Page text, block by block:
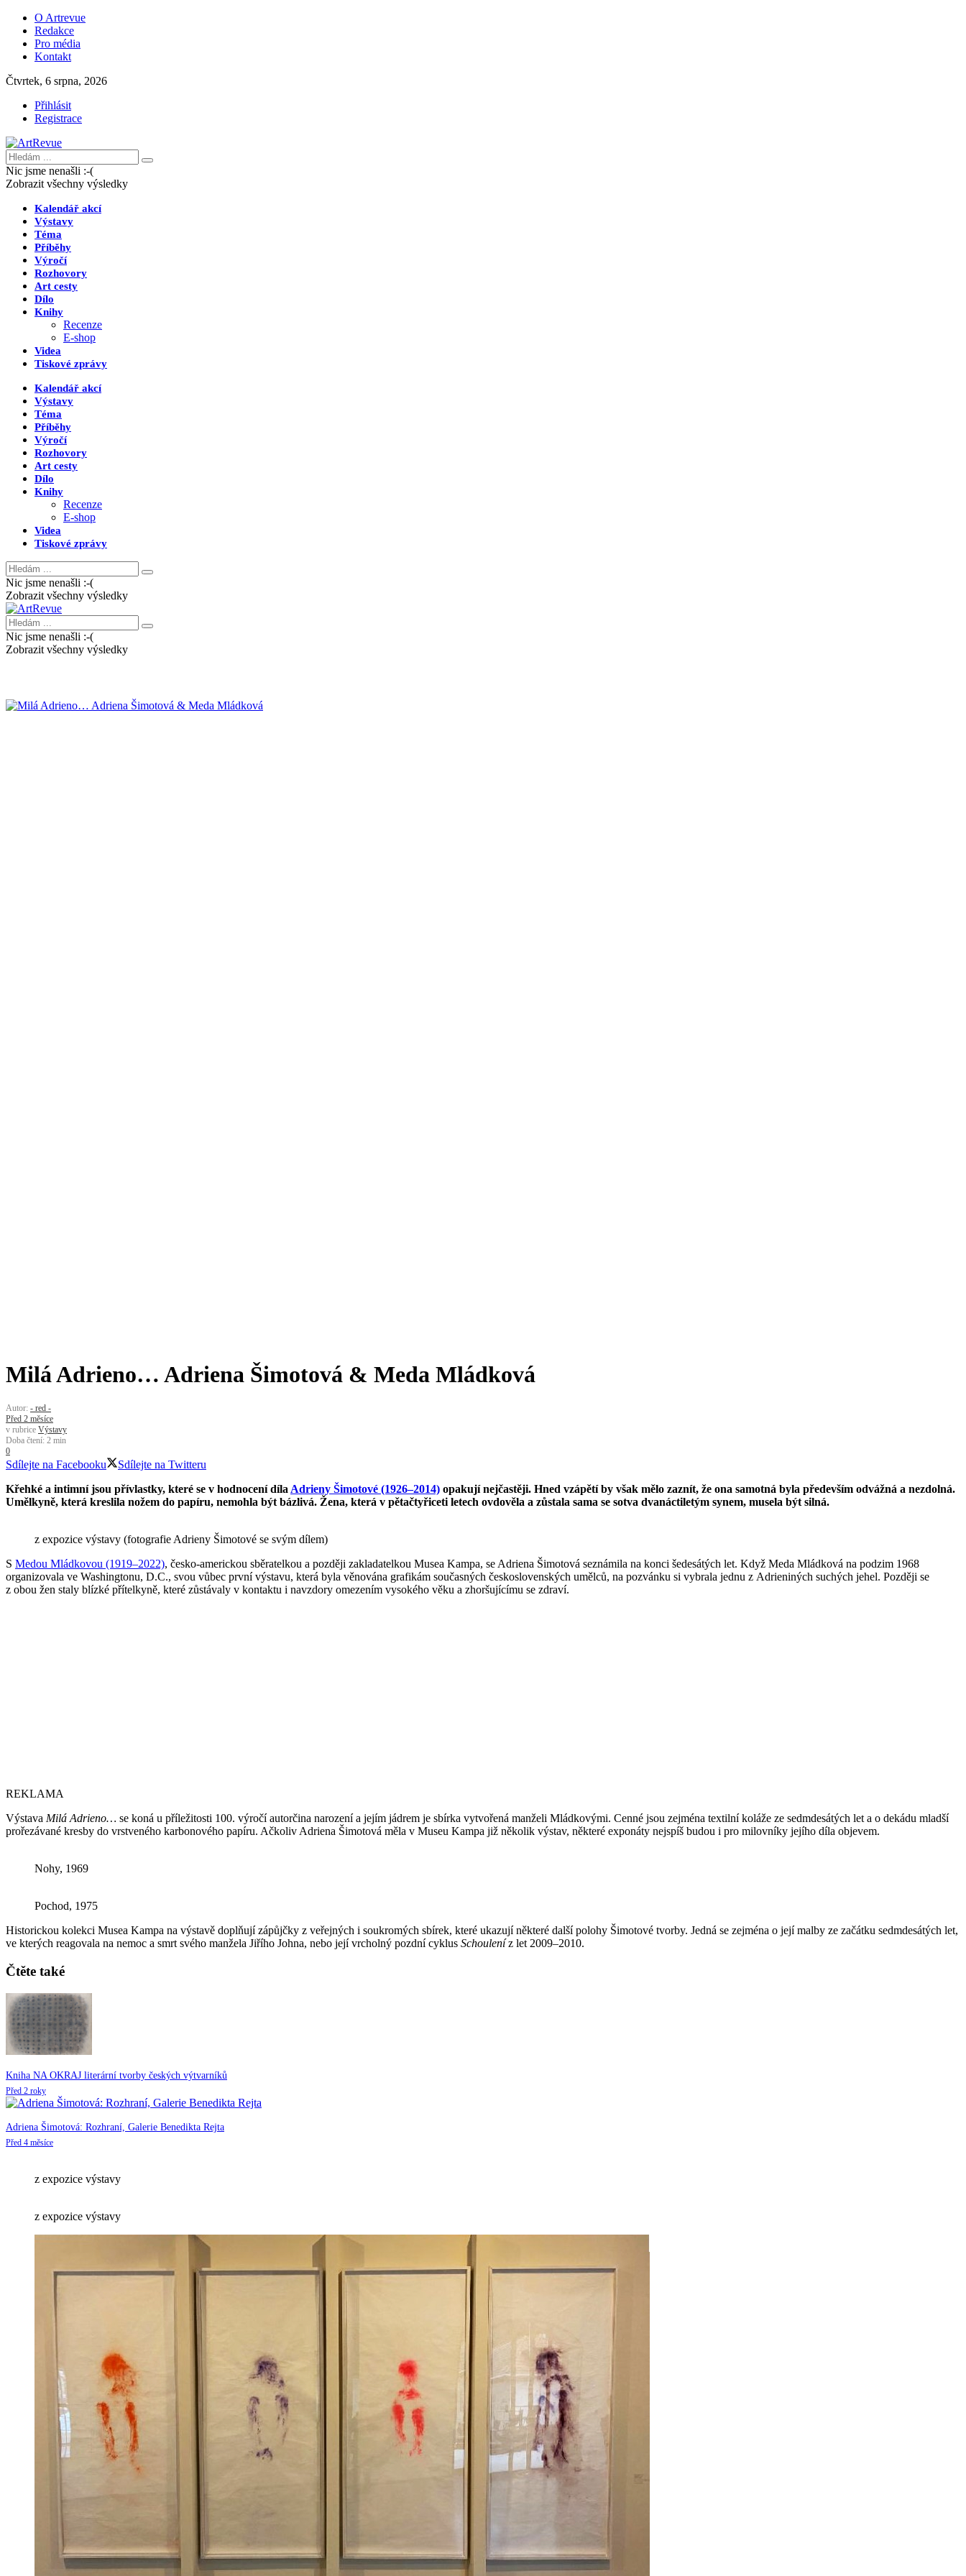
O Artrevue
Redakce
Pro média
Kontakt
Čtvrtek, 6 srpna, 2026
Přihlásit
Registrace
Nic jsme nenašli :-(
Zobrazit všechny výsledky
Kalendář akcí
Výstavy
Téma
Příběhy
Výročí
Rozhovory
Art cesty
Dílo
Knihy
Recenze
E-shop
Videa
Tiskové zprávy
Kalendář akcí
Výstavy
Téma
Příběhy
Výročí
Rozhovory
Art cesty
Dílo
Knihy
Recenze
E-shop
Videa
Tiskové zprávy
Nic jsme nenašli :-(
Zobrazit všechny výsledky
Nic jsme nenašli :-(
Zobrazit všechny výsledky
Milá Adrieno… Adriena Šimotová & Meda Mládková
Autor: - red -
Před 2 měsíce
v rubrice Výstavy
Doba čtení: 2 min
0
Sdílejte na Facebooku
Sdílejte na Twitteru
Křehké a intimní jsou přívlastky, které se v hodnocení díla Adrieny Šimotové (1926–2014) opakují nejčastěji. Hned vzápětí by však mělo zaznít, že ona samotná byla především odvážná a nezdolná.
Umělkyně, která kreslila nožem do papíru, nemohla být bázlivá. Žena, která v pětačtyřiceti letech ovdověla a zůstala sama se sotva dvanáctiletým synem, musela být silná.
z expozice výstavy (fotografie Adrieny Šimotové se svým dílem)
S Medou Mládkovou (1919–2022), česko-americkou sběratelkou a později zakladatelkou Musea Kampa, se Adriena Šimotová seznámila na konci šedesátých let. Když Meda Mládková na podzim 1968
organizovala ve Washingtonu, D.C., svou vůbec první výstavu, která byla věnována grafikám současných československých umělců, na pozvánku si vybrala jednu z Adrieniných suchých jehel. Později se
z obou žen staly blízké přítelkyně, které zůstávaly v kontaktu i navzdory omezením vysokého věku a zhoršujícímu se zdraví.
REKLAMA
Výstava Milá Adrieno… se koná u příležitosti 100. výročí autorčina narození a jejím jádrem je sbírka vytvořená manželi Mládkovými. Cenné jsou zejména textilní koláže ze sedmdesátých let a o dekádu mladší
prořezávané kresby do vrstveného karbonového papíru. Ačkoliv Adriena Šimotová měla v Museu Kampa již několik výstav, některé exponáty nejspíš budou i pro milovníky jejího díla objevem.
Nohy, 1969
Pochod, 1975
Historickou kolekci Musea Kampa na výstavě doplňují zápůjčky z veřejných i soukromých sbírek, které ukazují některé další polohy Šimotové tvorby. Jedná se zejména o její malby ze začátku sedmdesátých let,
ve kterých reagovala na nemoc a smrt svého manžela Jiřího Johna, nebo její vrcholný pozdní cyklus Schouleníz let 2009–2010.
Čtěte také
Kniha NA OKRAJ literární tvorby českých výtvarníků
Před 2 roky
Adriena Šimotová: Rozhraní, Galerie Benedikta Rejta
Před 4 měsíce
z expozice výstavy
z expozice výstavy